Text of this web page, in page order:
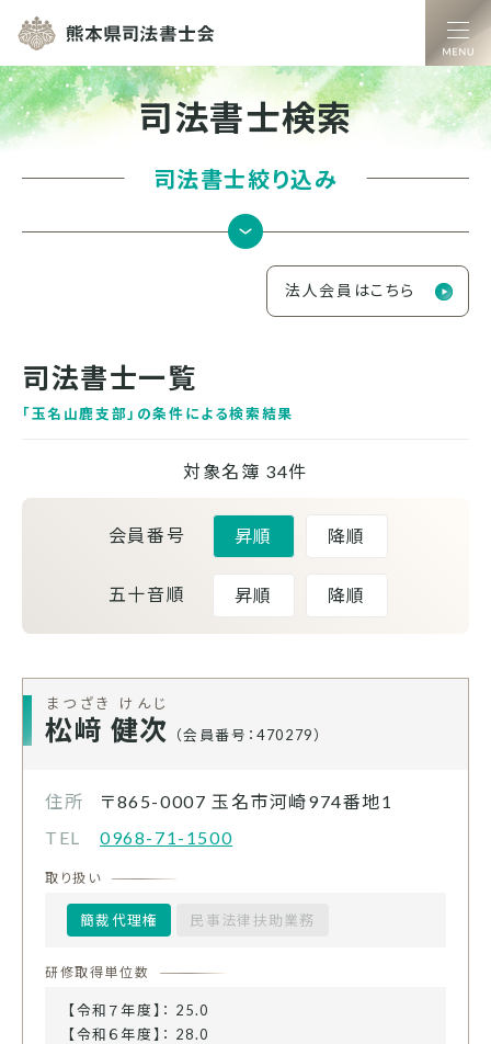
熊本県司法書士
司法書士検索
司法書士絞り込み
法人会員はこちら
司法書士一覧
「玉名山鹿支部 」の条件による検索結果
対象名簿 34件
会員番号 昇順 降順
五十音順 昇順 降順
松﨑 健次
まつざき けんじ
（会員番号：470279）
住所 〒865-0007 玉名市河崎974番地1
TEL
0968-71-1500
取り扱い
簡裁代理権 民事法律扶助業務
研修取得単位数
【令和７年度】： 25.0
【令和６年度】： 28.0